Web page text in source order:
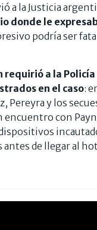
a la Justicia
donde le
podría ser
a la
en el caso:
Pereyra y los
encuentro con
antes de llegar al